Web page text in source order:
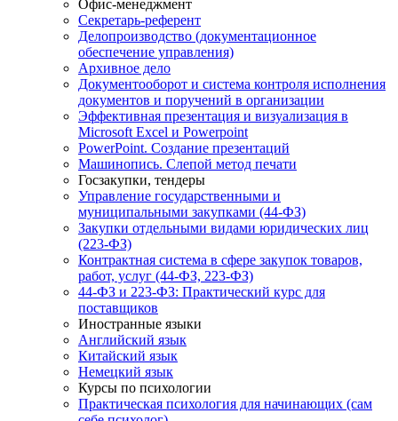
Офис-менеджмент
Секретарь-референт
Делопроизводство (документационное
обеспечение управления)
Архивное дело
Документооборот и система контроля исполнения
документов и поручений в организации
Эффективная презентация и визуализация в
Microsoft Excel и Powerpoint
PowerPoint. Создание презентаций
Машинопись. Слепой метод печати
Госзакупки, тендеры
Управление государственными и
муниципальными закупками (44-ФЗ)
Закупки отдельными видами юридических лиц
(223-ФЗ)
Контрактная система в сфере закупок товаров,
работ, услуг (44-ФЗ, 223-ФЗ)
44-ФЗ и 223-ФЗ: Практический курс для
поставщиков
Иностранные языки
Английский язык
Китайский язык
Немецкий язык
Курсы по психологии
Практическая психология для начинающих (сам